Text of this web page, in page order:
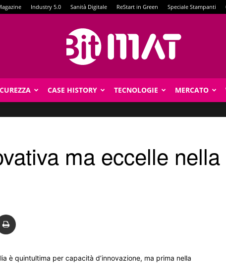
Industry 5.0 Sanità Digitale ReStart in Green Speciale Stampanti
CASE HISTORY TECNOLOGIE MERCATO
ma eccelle
è quintultima per capacità d’innovazione, ma prima nella